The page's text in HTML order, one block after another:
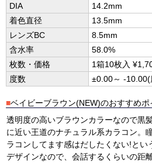
DIA
14.2mm
着色直径
13.5mm
レンズBC
8.5mm
含水率
58.0%
枚数・価格
1箱10枚入
度数
±0.00～ -10.00(
■ベイビーブラウン(NEW)のおすすめポ
透明度の高いブラウンカラーなので黒
に近い王道のナチュラル系カラコン。
ラコンしてます感はだしたくない!とい
デザインなので、会話するくらいの距